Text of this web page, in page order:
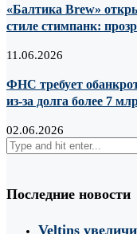
«Балтика Brew»
стиле стимпанк:
11.06.2026
ФНС требует
из-за долга более 7
02.06.2026
Последние новости
Veltins